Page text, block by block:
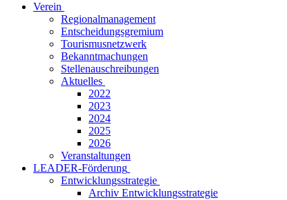
Verein
Regionalmanagement
Entscheidungsgremium
Tourismusnetzwerk
Bekanntmachungen
Stellenauschreibungen
Aktuelles
2022
2023
2024
2025
2026
Veranstaltungen
LEADER-Förderung
Entwicklungsstrategie
Archiv Entwicklungsstrategie